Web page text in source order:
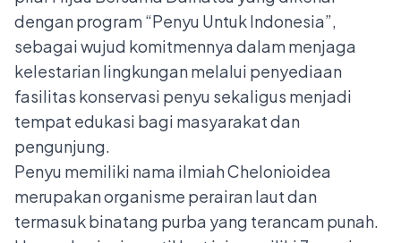
dengan program “Penyu Untuk Indonesia”,
sebagai wujud komitmennya dalam menjaga
kelestarian lingkungan melalui penyediaan
fasilitas konservasi penyu sekaligus menjadi
tempat edukasi bagi masyarakat dan
pengunjung.
Penyu memiliki nama ilmiah Chelonioidea
merupakan organisme perairan laut dan
termasuk binatang purba yang terancam punah.